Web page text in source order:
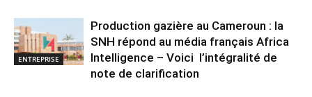
ENTREPRISE
Production gazière au Cameroun : la
SNH répond au média français Africa
Intelligence – Voici l’intégralité de
note de clarification